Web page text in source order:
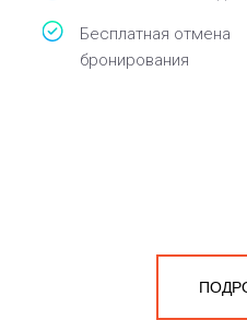
Бесплатная отмена
бронирования